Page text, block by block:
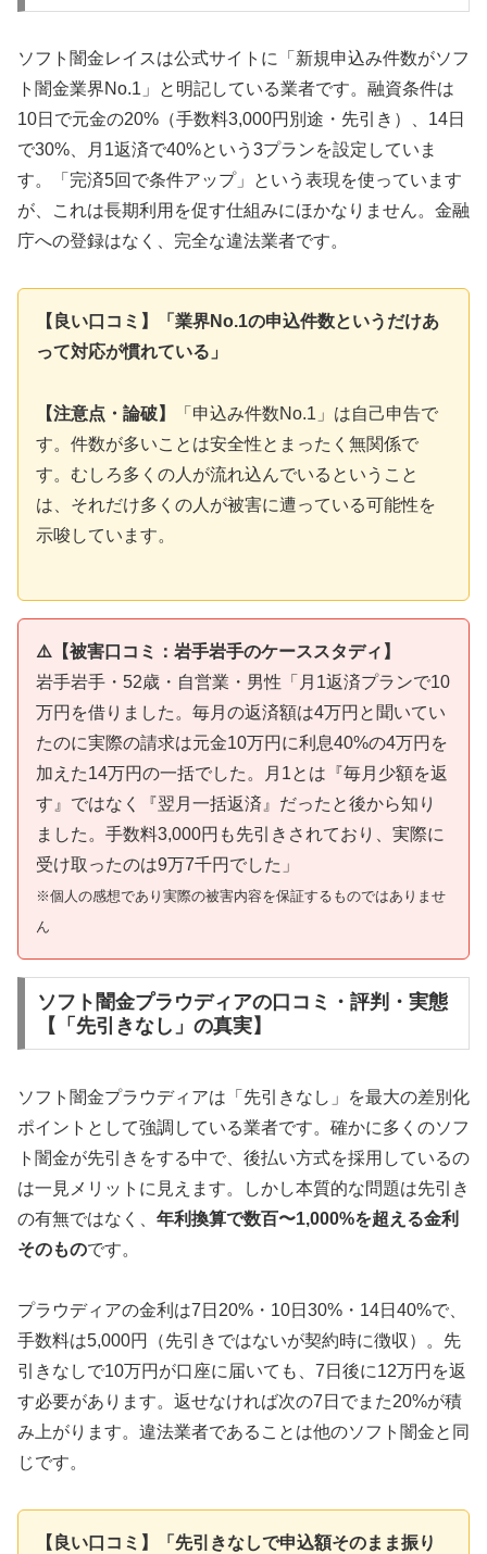
ソフト闇金レイスは公式サイトに「新規申込み件数がソフ
ト闇金業界No.1」と明記している業者です。融資条件は
10日で元金の20%（手数料3,000円別途・先引き）、14日
で30%、月1返済で40%という3プランを設定していま
す。「完済5回で条件アップ」という表現を使っています
が、これは長期利用を促す仕組みにほかなりません。金融
庁への登録はなく、完全な違法業者です。
【良い口コミ】「業界No.1の申込件数というだけあ
って対応が慣れている」
【注意点・論破】
「申込み件数No.1」は自己申告で
す。件数が多いことは安全性とまったく無関係で
す。むしろ多くの人が流れ込んでいるということ
は、それだけ多くの人が被害に遭っている可能性を
示唆しています。
⚠️【被害口コミ：岩手岩手のケーススタディ】
岩手岩手・52歳・自営業・男性「月1返済プランで10
万円を借りました。毎月の返済額は4万円と聞いてい
たのに実際の請求は元金10万円に利息40%の4万円を
加えた14万円の一括でした。月1とは『毎月少額を返
す』ではなく『翌月一括返済』だったと後から知り
ました。手数料3,000円も先引きされており、実際に
受け取ったのは9万7千円でした」
※個人の感想であり実際の被害内容を保証するものではありませ
ん
ソフト闇金プラウディアの口コミ・評判・実態
【「先引きなし」の真実】
ソフト闇金プラウディアは「先引きなし」を最大の差別化
ポイントとして強調している業者です。確かに多くのソフ
ト闇金が先引きをする中で、後払い方式を採用しているの
は一見メリットに見えます。しかし本質的な問題は先引き
の有無ではなく、 年利換算で数百〜1,000%を超える金利
そのものです。
プラウディアの金利は7日20%・10日30%・14日40%で、
手数料は5,000円（先引きではないが契約時に徴収）。先
引きなしで10万円が口座に届いても、7日後に12万円を返
す必要があります。返せなければ次の7日でまた20%が積
み上がります。違法業者であることは他のソフト闇金と同
じです。
【良い口コミ】「先引きなしで申込額そのまま振り